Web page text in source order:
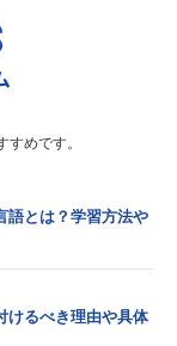
めです。
語とは？学習方法や
けるべき理由や具体